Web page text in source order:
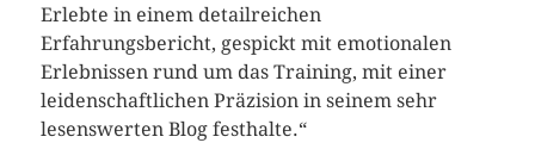
Erlebte in einem detailreichen
Erfahrungsbericht, gespickt mit emotionalen
Erlebnissen rund um das Training, mit einer
leidenschaftlichen Präzision in seinem sehr
lesenswerten Blog festhalte.“